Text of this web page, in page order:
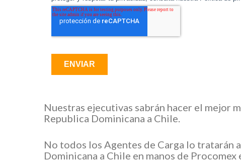
Nuestras ejecutivas sabrán hacer el mejor
Republica Dominicana a Chile.
No todos los Agentes de Carga lo tratarán
Dominicana a Chile en manos de